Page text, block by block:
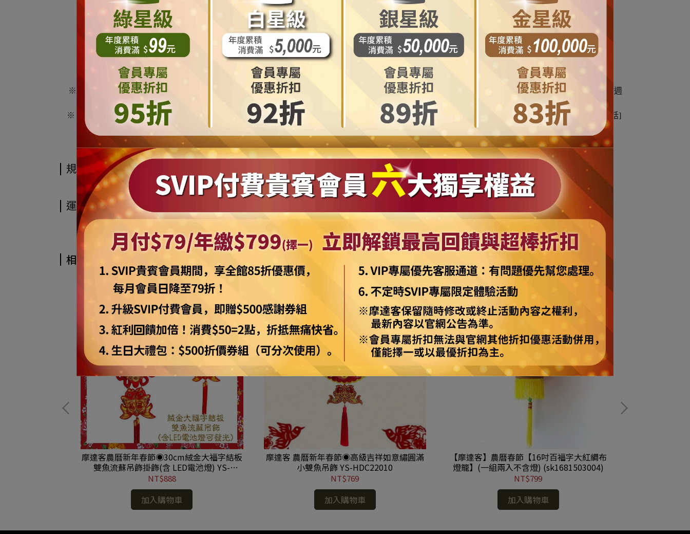
請務必確認後方才下單
※ 商品可能因拍攝或是您的螢幕狀況或所處地方光線不同產生視覺色差，圖片僅供參考，商品依實際供貨樣式為準。
※ 本服務與本公司保留視情況修改替換搭配商品吊飾之權利。
[ 出貨及退換貨說明 ]
※ 當我們客服人員確認該筆訂單且付款完成無誤後，即開始處理此筆訂單。一般商品處理運送寄出時間約為三到五個工作天內(商品缺貨不在此限) (不含週
※ 如遇缺貨或不可預期因素影響，未能出貨者，我們將會以 email 或電話連絡通知消費者。[請於訂購時您的資料務必填寫有效常用之電子信箱及連絡電話]
※本服務與本公司保留接受訂單與否的權利。
※ 商品如經拆封且商品上之標籤被移除、商品經使用、或拆解以致缺乏完整性及失去再販售價值時，恕無法退貨!
規格說明
運送方式
相關商品
摩達客農曆新年春節◉30cm絨金大福字結板
雙魚流蘇吊飾掛飾(含 LED電池燈) YS-
HDC22201
NT$888
加入購物車
摩達客 農曆新年春節◉高級吉祥如意繡圓滿
小雙魚吊飾 YS-HDC22010
NT$769
加入購物車
【摩達客】農曆春節【16吋百福字大紅綢布
燈籠】(一組兩入不含燈) (sk1681503004)
NT$799
加入購物車